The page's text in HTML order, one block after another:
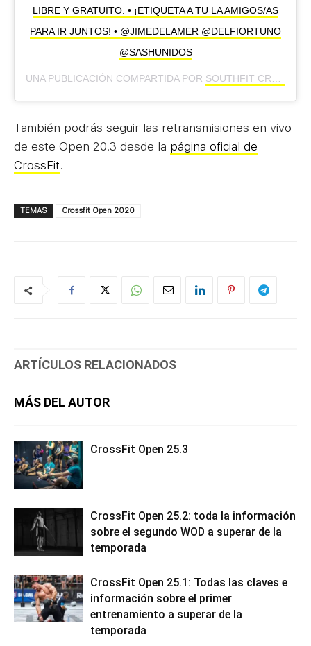
LIBRE Y GRATUITO. • ¡ETIQUETA A TU LA AMIGOS/AS
PARA IR JUNTOS! • @JIMEDELAMER @DELFIORTUNO
@SASHUNIDOS
UNA PUBLICACIÓN COMPARTIDA POR SOUTHFIT CROSSFIT CHALLENGE
También podrás seguir las retransmisiones en vivo
de este Open 20.3 desde la página oficial de
CrossFit.
TEMAS Crossfit Open 2020
ARTÍCULOS RELACIONADOS
MÁS DEL AUTOR
CrossFit Open 25.3
CrossFit Open 25.2: toda la información
sobre el segundo WOD a superar de la
temporada
CrossFit Open 25.1: Todas las claves e
información sobre el primer
entrenamiento a superar de la
temporada